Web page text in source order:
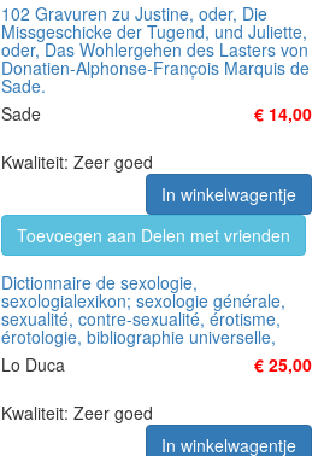
102 Gravuren zu Justine, oder, Die
Missgeschicke der Tugend, und Juliette,
oder, Das Wohlergehen des Lasters von
Donatien-Alphonse-Franc̦ois Marquis de
Sade.
Sade
€ 14,00
Kwaliteit: Zeer goed
In winkelwagentje
Toevoegen aan Delen met vrienden
Dictionnaire de sexologie,
sexologialexikon; sexologie générale,
sexualité, contre-sexualité, érotisme,
érotologie, bibliographie universelle,
Lo Duca
€ 25,00
Kwaliteit: Zeer goed
In winkelwagentje